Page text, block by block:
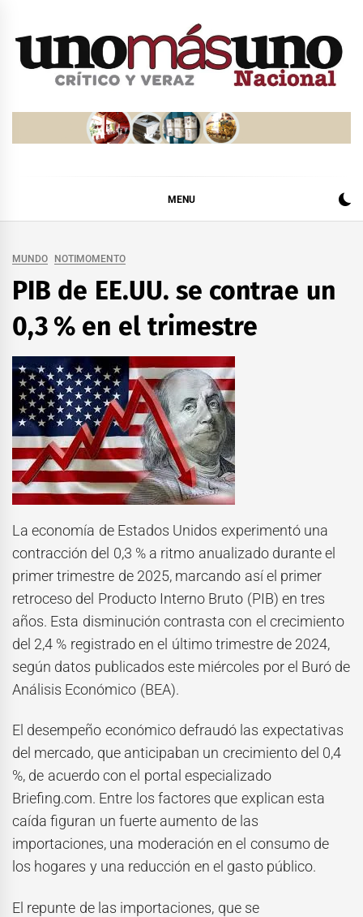
MENU
MUNDO NOTIMOMENTO
PIB de EE.UU. se contrae un
0,3 % en el trimestre
La economía de Estados Unidos experimentó una
contracción del 0,3 % a ritmo anualizado durante el
primer trimestre de 2025, marcando así el primer
retroceso del Producto Interno Bruto (PIB) en tres
años. Esta disminución contrasta con el crecimiento
del 2,4 % registrado en el último trimestre de 2024,
según datos publicados este miércoles por el Buró de
Análisis Económico (BEA).
El desempeño económico defraudó las expectativas
del mercado, que anticipaban un crecimiento del 0,4
%, de acuerdo con el portal especializado
Briefing.com. Entre los factores que explican esta
caída figuran un fuerte aumento de las
importaciones, una moderación en el consumo de
los hogares y una reducción en el gasto público.
El repunte de las importaciones, que se